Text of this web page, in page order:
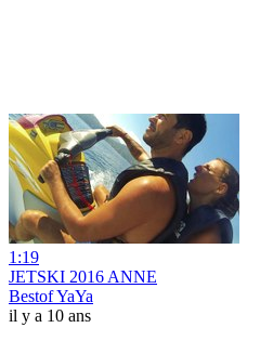
1:19
JETSKI 2016 ANNE
Bestof YaYa
il y a 10 ans